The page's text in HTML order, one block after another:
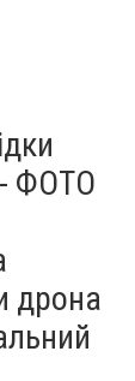
ФОТО
дрона